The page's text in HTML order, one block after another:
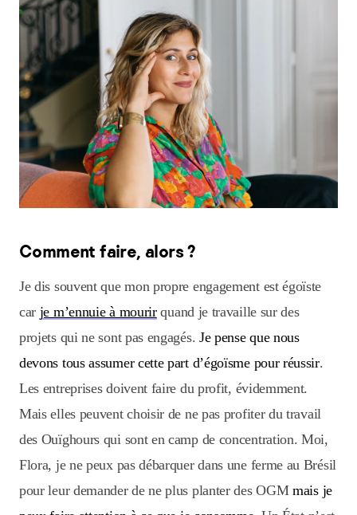
Comment faire, alors ?
Je dis souvent que mon propre engagement est égoïste
car je m’ennuie à mourirquand je travaille sur des
projets qui ne sont pas engagés. Je pense que nous
devons tous assumer cette part d’égoïsme pour réussir.
Les entreprises doivent faire du profit, évidemment.
Mais elles peuvent choisir de ne pas profiter du travail
des Ouïghours qui sont en camp de concentration. Moi,
Flora, je ne peux pas débarquer dans une ferme au Brésil
pour leur demander de ne plus planter des OGMmais je